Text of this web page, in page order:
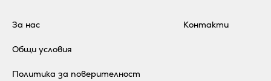
За нас
Общи условия
Политика за поверителност
Контакти